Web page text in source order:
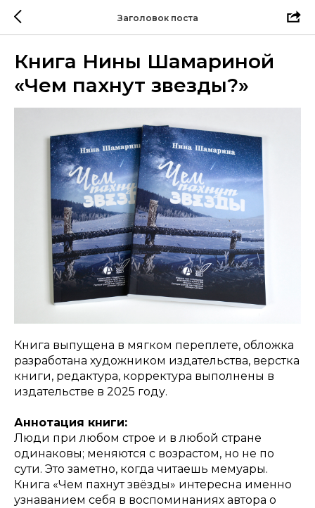
Заголовок поста
Книга Нины Шамариной
«Чем пахнут звезды?»
Книга выпущена в мягком переплете, обложка
разработана художником издательства, верстка
книги, редактура, корректура выполнены в
издательстве в 2025 году.
Аннотация книги:
Люди при любом строе и в любой стране
одинаковы; меняются с возрастом, но не по
сути. Это заметно, когда читаешь мемуары.
Книга «Чем пахнут звёзды» интересна именно
узнаванием себя в воспоминаниях автора о